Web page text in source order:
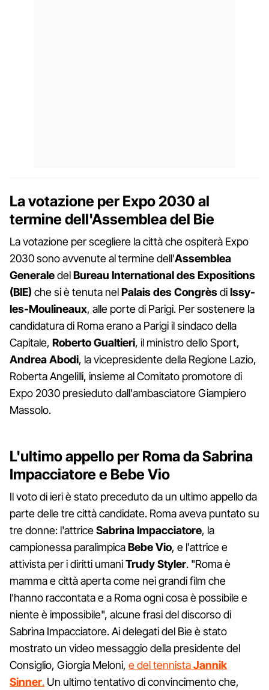
La votazione per Expo 2030 al
termine dell'Assemblea del Bie
La votazione per scegliere la città che ospiterà Expo
2030 sono avvenute al termine dell'Assemblea
GeneraledelBureau International des Expositions
(BIE) che si è tenuta nelPalais des CongrèsdiIssy-
les-Moulineaux, alle porte di Parigi. Per sostenere la
candidatura di Roma erano a Parigi il sindaco della
Capitale, Roberto Gualtieri, il ministro dello Sport,
Andrea Abodi, la vicepresidente della Regione Lazio,
Roberta Angelilli, insieme al Comitato promotore di
Expo 2030 presieduto dall'ambasciatore Giampiero
Massolo.
L'ultimo appello per Roma da Sabrina
Impacciatore e Bebe Vio
Il voto di ieri è stato preceduto da un ultimo appello da
parte delle tre città candidate. Roma aveva puntato su
tre donne: l'attriceSabrina Impacciatore, la
campionessa paralimpicaBebe Vio, e l'attrice e
attivista per i diritti umaniTrudy Styler. "Roma è
mamma e città aperta come nei grandi film che
l'hanno raccontata e a Roma ogni cosa è possibile e
niente è impossibile", alcune frasi del discorso di
Sabrina Impacciatore. Ai delegati del Bie è stato
mostrato un video messaggio della presidente del
Consiglio, Giorgia Meloni, e del tennistaJannik
Sinner. Un ultimo tentativo di convincimento che,